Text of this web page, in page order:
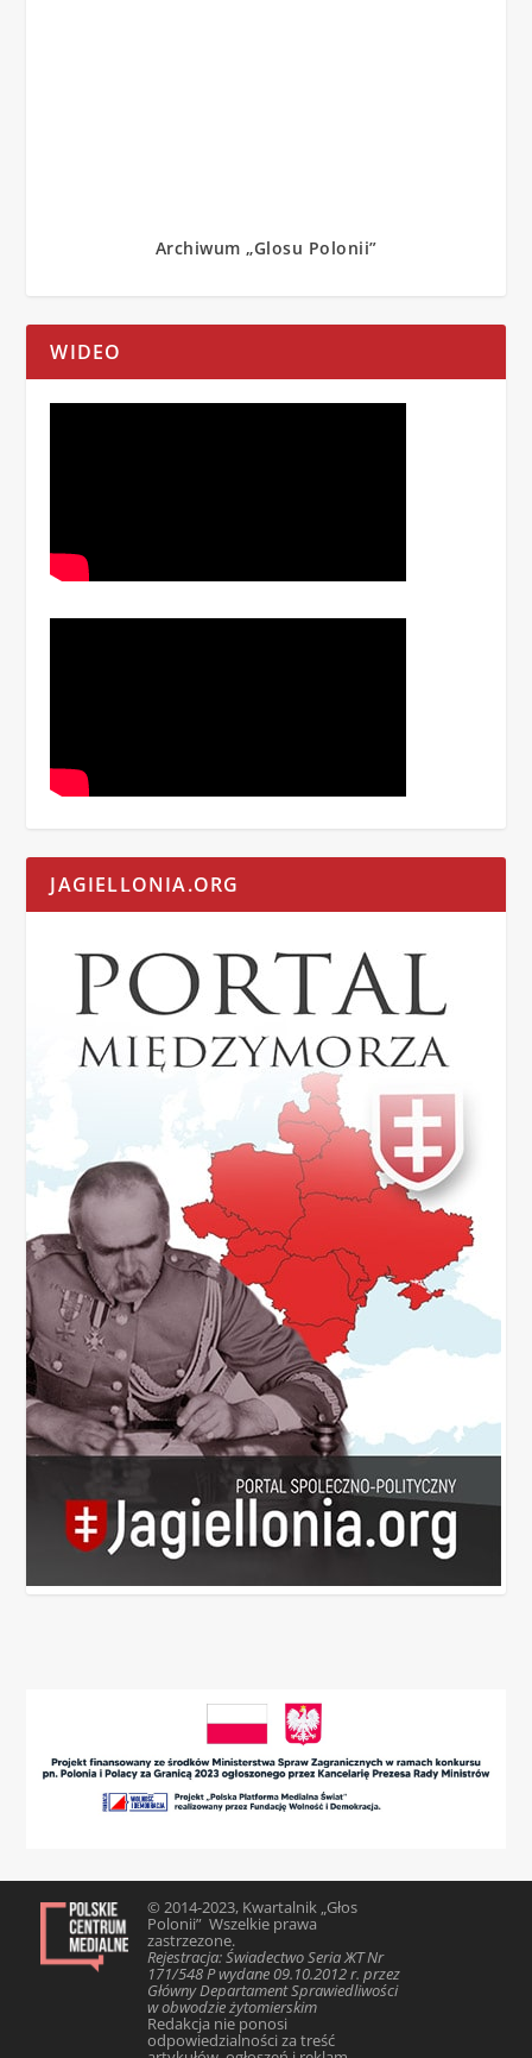
Archiwum „Glosu Polonii”
WIDEO
JAGIELLONIA.ORG
© 2014-2023, Kwartalnik „Głos
Polonii” Wszelkie prawa
zastrzezone.
Rejestracja: Świadectwo Seria ЖТ Nr
171/548 Р wydane 09.10.2012 r. przez
Główny Departament Sprawiedliwości
w obwodzie żytomierskim
Redakcja nie ponosi
odpowiedzialności za treść